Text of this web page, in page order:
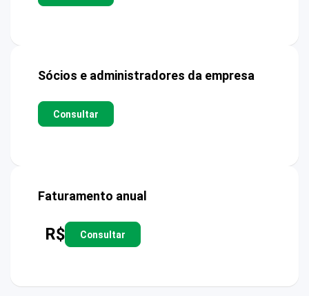
Sócios e administradores da empresa
Consultar
Faturamento anual
R$ Consultar